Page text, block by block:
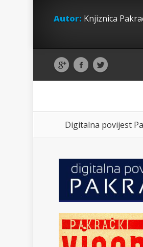
Autor: Knjiznica
Digitalna povijest